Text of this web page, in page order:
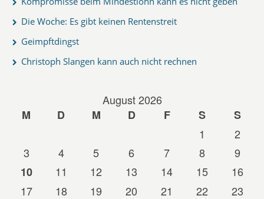
Die Woche: Es gibt keinen Rentenstreit
Geimpftdingst
Christoph Slangen kann auch nicht rechnen
August 2026
M
D M D F S
S
1
2
3
4 5 6 7 8
9
10
11 12 13 14 15
16
17
18 19 20 21 22
23